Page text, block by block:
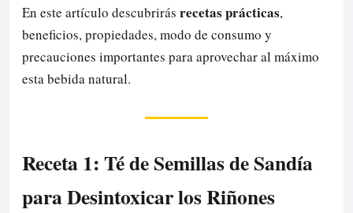
En este artículo descubrirás recetas prácticas,
beneficios, propiedades, modo de consumo y
precauciones importantes para aprovechar al máximo
esta bebida natural.
Receta 1: Té de Semillas de Sandía
para Desintoxicar los Riñones